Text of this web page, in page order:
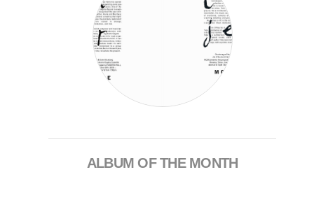
ALBUM OF THE MONTH